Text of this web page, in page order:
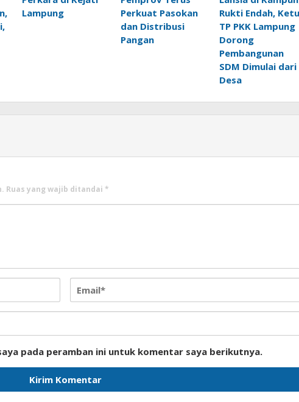
Lampung
Perkuat Pasokan
dan Distribusi
Pangan
Rukti Endah,
TP PKK Lampung
Dorong
Pembangunan
SDM Dimulai dari
Desa
Ruas yang wajib ditandai *
pada peramban ini untuk komentar saya berikutnya.